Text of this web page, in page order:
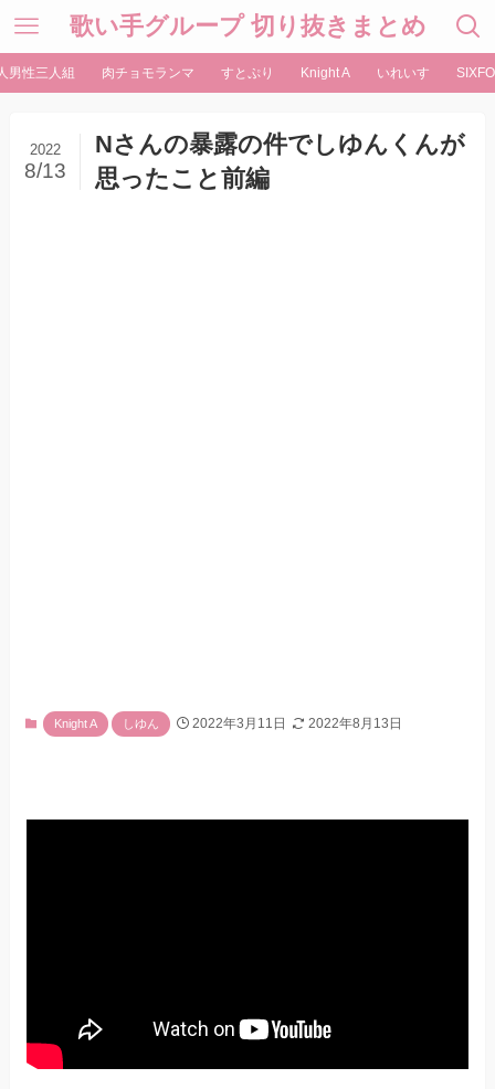
歌い手グループ 切り抜きまとめ
男性三人組 肉チョモランマ すとぷり Knight A いれいす
Nさんの暴露の件でしゆんくんが
思ったこと前編
2022
8/13
Knight A しゆん 2022年3月11日 2022年8月13日